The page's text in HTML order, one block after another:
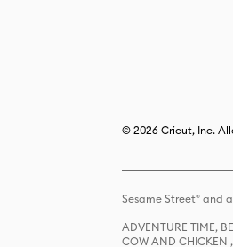
© 2026 Cricut, Inc.
Sesame Street® and
ADVENTURE TIME,
COW AND CHICKEN